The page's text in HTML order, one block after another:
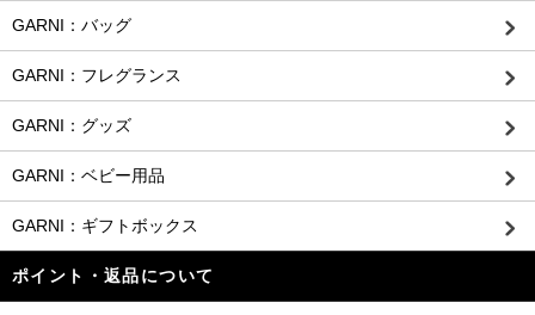
GARNI：バッグ
GARNI：フレグランス
GARNI：グッズ
GARNI：ベビー用品
GARNI：ギフトボックス
ポイント・返品について